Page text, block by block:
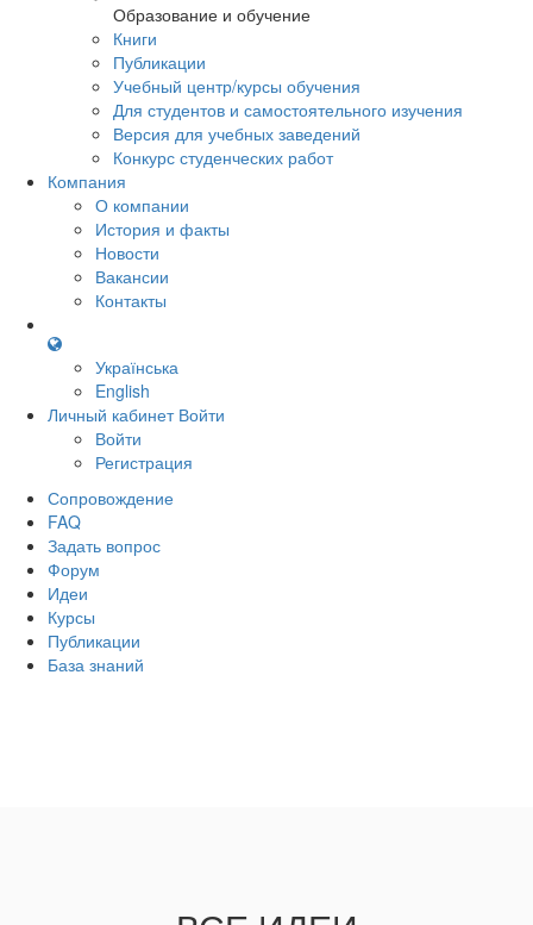
Образование и обучение
Книги
Публикации
Учебный центр/курсы обучения
Для студентов и самостоятельного изучения
Версия для учебных заведений
Конкурс студенческих работ
Компания
О компании
История и факты
Новости
Вакансии
Контакты
Українська
English
Личный кабинет Войти
Войти
Регистрация
Сопровождение
FAQ
Задать вопрос
Форум
Идеи
Курсы
Публикации
База знаний